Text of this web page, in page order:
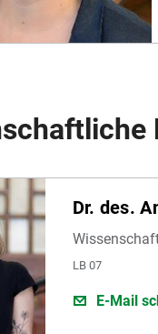
Dr. des.
LB 07
E-Mail